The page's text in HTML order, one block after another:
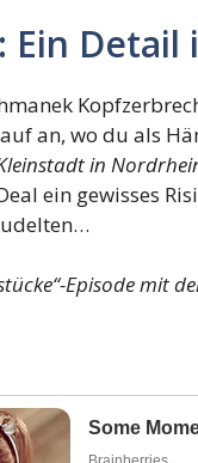
Ein
an, wo du als
in
ein gewisses
Episode mit